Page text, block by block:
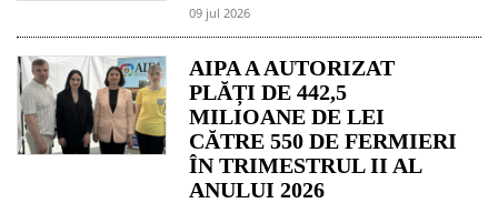
09 jul 2026
AIPA A AUTORIZAT
PLĂȚI DE 442,5
MILIOANE DE LEI
CĂTRE 550 DE FERMIERI
ÎN TRIMESTRUL II AL
ANULUI 2026